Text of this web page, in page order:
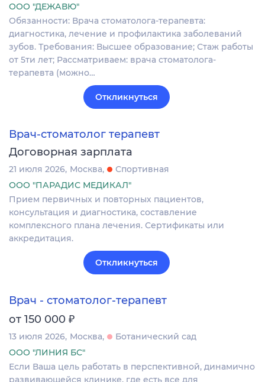
ООО "ДЕЖАВЮ"
Обязанности: Врача стоматолога-терапевта:
диагностика, лечение и профилактика заболеваний
зубов. Требования: Высшее образование; Стаж работы
от 5ти лет; Рассматриваем: врача стоматолога-
терапевта (можно…
Откликнуться
Врач-стоматолог терапевт
Договорная зарплата
21 июля 2026 Москва
Спортивная
ООО "ПАРАДИС МЕДИКАЛ"
Прием первичных и повторных пациентов,
консультация и диагностика, составление
комплексного плана лечения. Сертификаты или
аккредитация.
Откликнуться
Врач - стоматолог-терапевт
от 150 000 ₽
13 июля 2026 Москва
Ботанический сад
ООО "ЛИНИЯ БС"
Если Ваша цель работать в перспективной, динамично
развивающейся клинике, где есть все для